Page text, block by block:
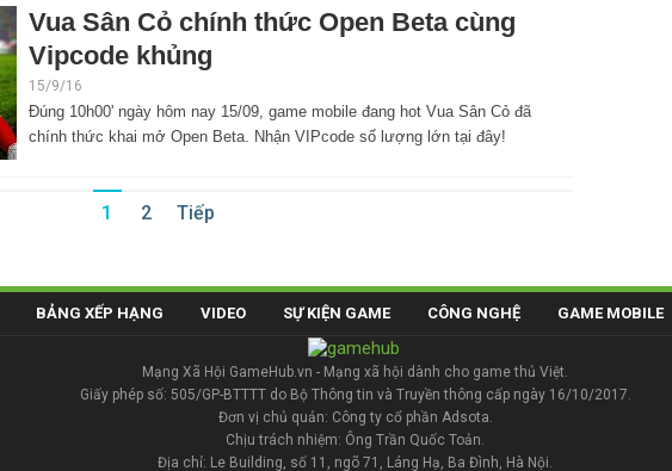
Vua Sân Cỏ chính thức Open Beta cùng
Vipcode khủng
15/9/16
Đúng 10h00' ngày hôm nay 15/09, game mobile đang hot Vua Sân Cỏ đã
chính thức khai mở Open Beta. Nhận VIPcode số lượng lớn tại đây!
1 2 Tiếp
BẢNG XẾP HẠNG VIDEO SỰ KIỆN GAME CÔNG NGHỆ GAME MOBILE
Mạng Xã Hội GameHub.vn - Mạng xã hội dành cho game thủ Việt.
Giấy phép số: 505/GP-BTTTT do Bộ Thông tin và Truyền thông cấp ngày 16/10/2017.
Đơn vị chủ quản: Công ty cổ phần Adsota.
Chịu trách nhiệm: Ông Trần Quốc Toản.
Địa chỉ: Le Building, số 11, ngõ 71, Láng Hạ, Ba Đình, Hà Nội.